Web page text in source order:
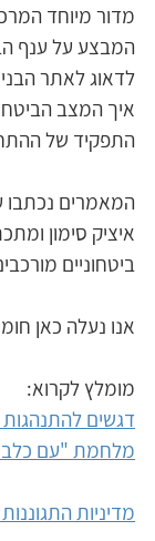
מדור מיוחד
המבצע על ענף
לדאוג לאתר
איך המצב
התפקיד של
המאמרים נכתבו
איציק סימון
ביטחוניים
אנו נעלה כאן
מומלץ לקרוא:
דגשים
מלחמת "עם
מדיניות התגוננות 1